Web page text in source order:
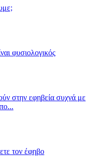
φυσιολογικός
στην εφηβεία συχνά με
τον έφηβο